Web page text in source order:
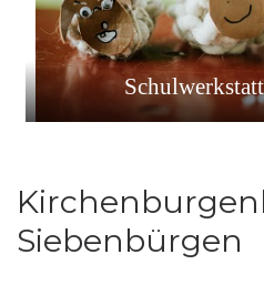
Siebenbürgen